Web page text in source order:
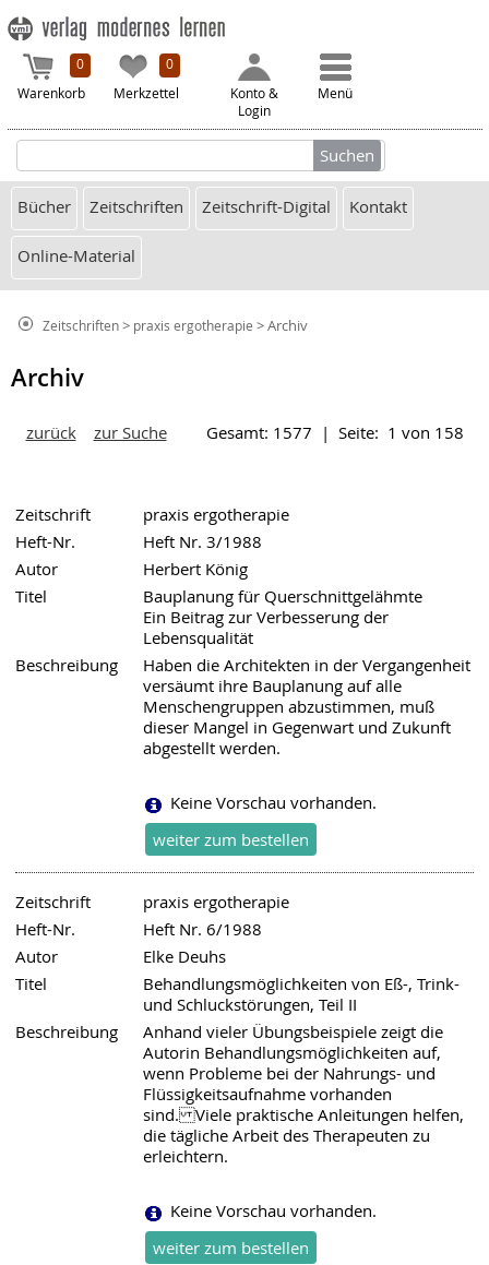
0
Warenkorb
0
Merkzettel
Konto &
Login
Menü
Bücher Zeitschriften Zeitschrift-Digital Kontakt
Online-Material
Zeitschriften> praxis ergotherapie > Archiv
Archiv
zurück zur SucheGesamt: 1577 | Seite: 1 von 158
Zeitschrift
praxis ergotherapie
Heft-Nr.
Heft Nr. 3/1988
Autor
Herbert König
Titel
Bauplanung für Querschnittgelähmte
Ein Beitrag zur Verbesserung der
Lebensqualität
Beschreibung
Haben die Architekten in der Vergangenheit
versäumt ihre Bauplanung auf alle
Menschengruppen abzustimmen, muß
dieser Mangel in Gegenwart und Zukunft
abgestellt werden.
Keine Vorschau vorhanden.
Zeitschrift
praxis ergotherapie
Heft-Nr.
Heft Nr. 6/1988
Autor
Elke Deuhs
Titel
Behandlungsmöglichkeiten von Eß-, Trink-
und Schluckstörungen, Teil II
Beschreibung
Anhand vieler Übungsbeispiele zeigt die
Autorin Behandlungsmöglichkeiten auf,
wenn Probleme bei der Nahrungs- und
Flüssigkeitsaufnahme vorhanden
sind. Viele praktische Anleitungen helfen,
die tägliche Arbeit des Therapeuten zu
erleichtern.
Keine Vorschau vorhanden.